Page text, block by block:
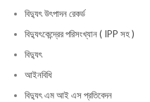
বিদ্যুৎ উৎপাদন রেকর্ড
বিদ্যুৎকেন্দ্রের পরিসংখ্যান ( IPP সহ )
বিদ্যুৎ
আইনবিধি
বিদ্যুৎ এম আই এস প্রতিবেদন